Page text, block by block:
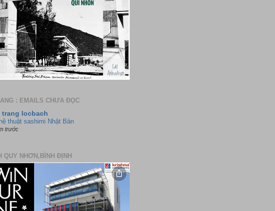
: EMAILS CHƯA ĐỌC
trang locbach
thuật sashimi Nhật Bản
trước
QUY NHƠN,BÌNH ĐỊNH